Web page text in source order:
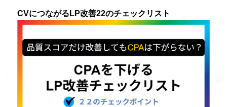
CVにつながるLP改善22のチェックリスト